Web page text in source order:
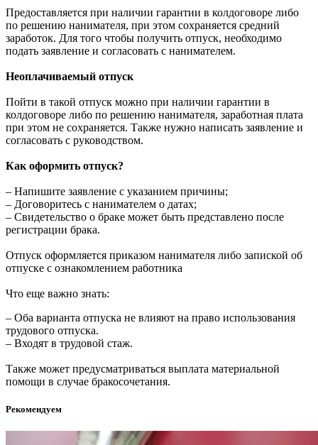
Предоставляется при наличии гарантии в колдоговоре либо
по решению нанимателя, при этом сохраняется средний
заработок. Для того чтобы получить отпуск, необходимо
подать заявление и согласовать с нанимателем.
Неоплачиваемый отпуск
Пойти в такой отпуск можно при наличии гарантии в
колдоговоре либо по решению нанимателя, заработная плата
при этом не сохраняется. Также нужно написать заявление и
согласовать с руководством.
Как оформить отпуск?
– Напишите заявление с указанием причины;
– Договоритесь с нанимателем о датах;
– Свидетельство о браке может быть представлено после
регистрации брака.
Отпуск оформляется приказом нанимателя либо запиской об
отпуске с ознакомлением работника
Что еще важно знать:
– Оба варианта отпуска не влияют на право использования
трудового отпуска.
– Входят в трудовой стаж.
Также может предусматриваться выплата материальной
помощи в случае бракосочетания.
Рекомендуем